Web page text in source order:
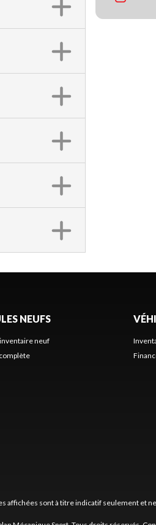
NEUFS
neuf
affichées sont à titre indicatif seulement et